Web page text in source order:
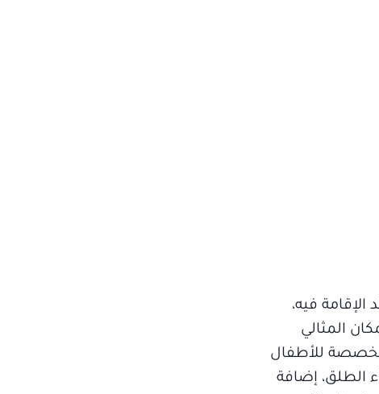
فيه،
المثالي
مُخصصة للأطفال
الطلق، إضافة